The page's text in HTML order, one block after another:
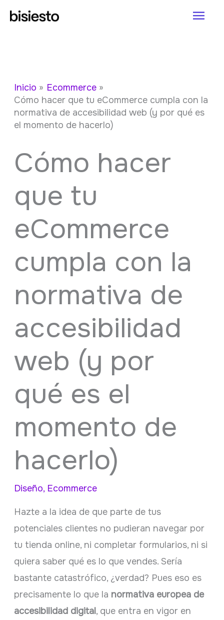
Inicio
Ecommerce
Cómo hacer que tu eCommerce cumpla con la
normativa de accesibilidad web (y por qué es
el momento de hacerlo)
Cómo hacer
que tu
eCommerce
cumpla con la
normativa de
accesibilidad
web (y por
qué es el
momento de
hacerlo)
Diseño, Ecommerce
Hazte a la idea de que parte de tus
potenciales clientes no pudieran navegar por
tu tienda online, ni completar formularios, ni si
quiera saber qué es lo que vendes. Sería
bastante catastrófico, ¿verdad? Pues eso es
precisamente lo que la normativa europea de
accesibilidad digital, que entra en vigor en